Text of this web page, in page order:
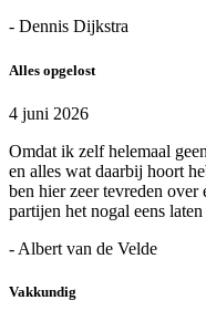
- Dennis Dijkstra
Alles opgelost
4 juni 2026
Omdat ik zelf helemaal
en alles wat daarbij hoort
ben hier zeer tevreden
partijen het nogal eens
- Albert van de Velde
Vakkundig